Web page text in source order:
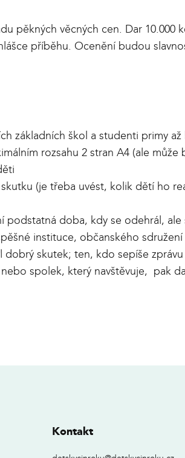
věcných cen. Dar 10.000
příběhu. Ocenění budou
základních škol a studenti primy
rozsahu 2 stran A4 (ale může
(je třeba uvést, kolik dětí ho
doba, kdy se odehrál, ale
instituce, občanského
skutek; ten, kdo sepíše
spolek, který navštěvuje, pak
Kontakt